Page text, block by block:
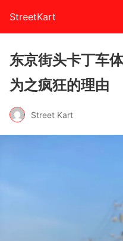
StreetKart
东京街头卡丁车
为之疯狂的理由
Street Kart